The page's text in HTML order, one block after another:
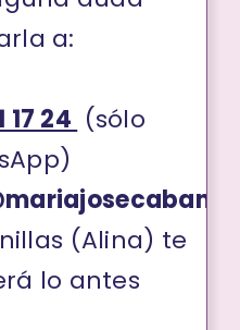
a:
17 24 (sólo
(Alina) te
lo antes